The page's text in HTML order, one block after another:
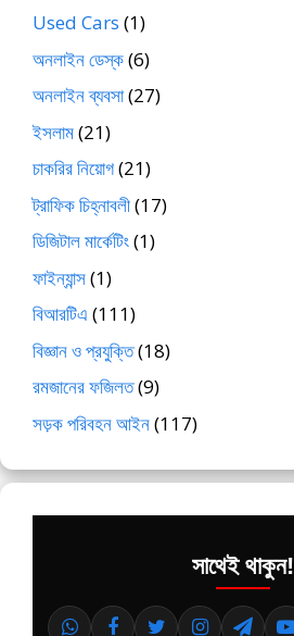
Used Cars (1)
অনলাইন ডেস্ক(6)
অনলাইন ব্যবসা(27)
ইসলাম(21)
চাকরির নিয়োগ(21)
ট্রাফিক চিহ্নাবলী(17)
ডিজিটাল মার্কেটিং(1)
ফাইন্যান্স(1)
বিআরটিএ (111)
বিজ্ঞান ও প্রযুক্তি(18)
রমজানের ফজিলত(9)
সড়ক পরিবহন আইন(117)
সাথেই থাকুন!